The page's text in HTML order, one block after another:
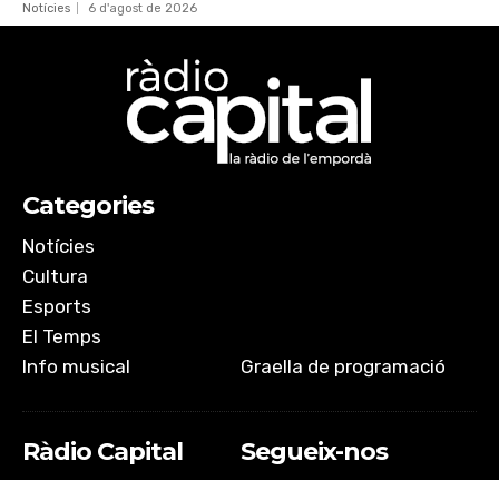
Notícies 6 d'agost de 2026
Categories
Notícies
Cultura
Esports
El Temps
Info musical
Graella de programació
Ràdio Capital Segueix-nos